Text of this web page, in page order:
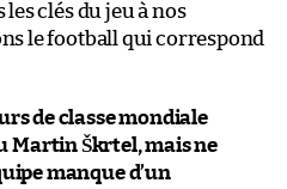
clés du jeu à nos
le football qui correspond
de classe mondiale
Martin Škrtel, mais ne
manque d’un